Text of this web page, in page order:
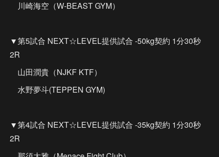
川崎海空（W-BEAST GYM）
▼第5試合 NEXT☆LEVEL提供試合 -50kg契約 1分30秒
2R
山田潤貴（NJKF KTF）
水野夢斗(TEPPEN GYM)
▼第4試合 NEXT☆LEVEL提供試合 -35kg契約 1分30秒
2R